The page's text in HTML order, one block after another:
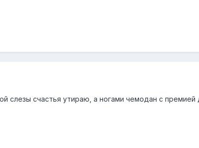
слезы счастья утираю, а ногами чемодан с